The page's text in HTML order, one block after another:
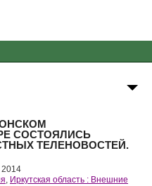
СОСТОЯЛИСЬ
ТЕЛЕНОВОСТЕЙ.
, Иркутская область : Внешние